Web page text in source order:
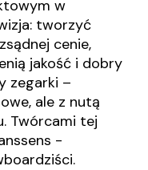
w
tworzyć
cenie,
jakość i dobry
zegarki –
ale z nutą
Twórcami tej
-